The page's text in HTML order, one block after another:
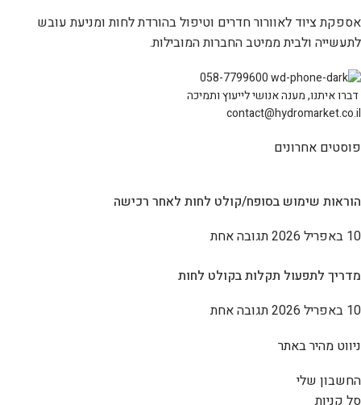
אספקת ציוד לאוורור חדרים וטיפול בהורדת לחות ומניעת עובש
לתעשייה ולבית ממיטב החברות המובילות.
058-7799600
דברו איתנו, מענה אנושי לייעוץ ותמיכה
contact@hydromarket.co.il
פוסטים אחרונים
הוראות שימוש בסופח/קולט לחות לאחר רכישה
10 באפריל 2026
תגובה אחת
מדריך לתפעול תקלות בקולט לחות
10 באפריל 2026
תגובה אחת
ניווט מהיר באתר
החשבון שלי